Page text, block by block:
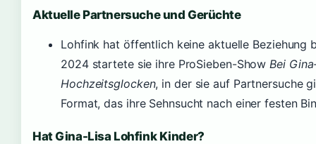
Aktuelle Partnersuche und Gerüchte
Lohfink hat öffentlich keine aktuelle Beziehung
2024 startete sie ihre ProSieben-ShowBei
Hochzeitsglocken, in der sie auf Partnersuche
Format, das ihre Sehnsucht nach einer festen
Hat Gina-Lisa Lohfink Kinder?